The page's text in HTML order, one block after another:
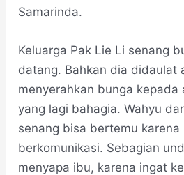
Samarinda.
Keluarga Pak Lie Li senang
datang. Bahkan dia didaulat
menyerahkan bunga kepada
yang lagi bahagia. Wahyu
senang bisa bertemu karena
berkomunikasi. Sebagian
menyapa ibu, karena ingat